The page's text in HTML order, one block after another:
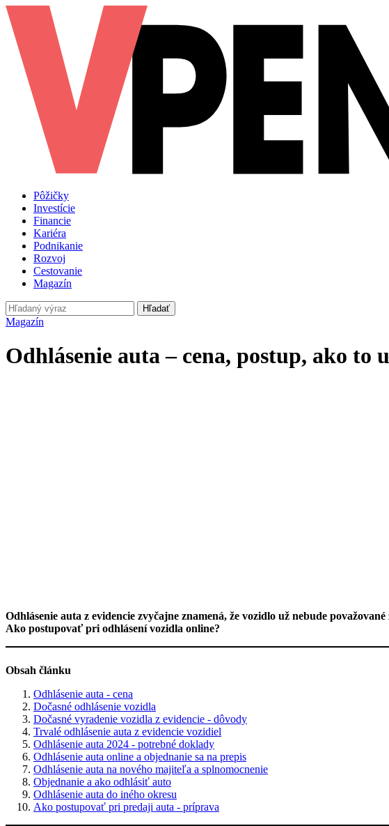
Pôžičky
Investície
Financie
Kariéra
Podnikanie
Rozvoj
Cestovanie
Magazín
Hľadať
Magazín
Odhlásenie auta – cena, postup, ako to
Odhlásenie auta z evidencie zvyčajne znamená, že vozidlo už nebude
Ako postupovať pri odhlásení vozidla online?
Obsah článku
Odhlásenie auta - cena
Dočasné odhlásenie vozidla
Dočasné vyradenie vozidla z evidencie - dôvody
Trvalé odhlásenie auta z evidencie vozidiel
Odhlásenie auta 2024 - potrebné doklady
Odhlásenie auta online a objednanie sa na prepis
Odhlásenie auta na nového majiteľa a splnomocnenie
Objednanie a ako odhlásiť auto
Odhlásenie auta do iného okresu
Ako postupovať pri predaji auta - príprava